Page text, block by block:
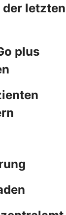
letzten
plus